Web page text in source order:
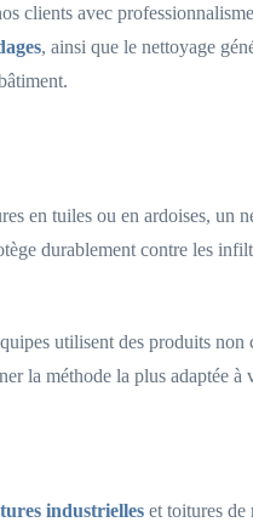
clients avec
, ainsi que le nettoyage
en tuiles ou en ardoises, un
durablement contre les
utilisent des produits
la méthode la plus adaptée à
industrielles et toitures de